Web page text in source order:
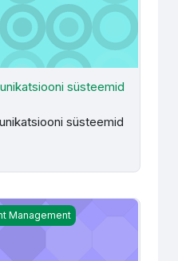
süsteemid
süsteemid
T. Karaulova, E. Vahero
Management